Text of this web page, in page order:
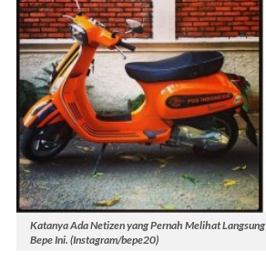
Katanya Ada Netizen yang Pernah Melihat Langsung
Bepe Ini. (Instagram/bepe20)